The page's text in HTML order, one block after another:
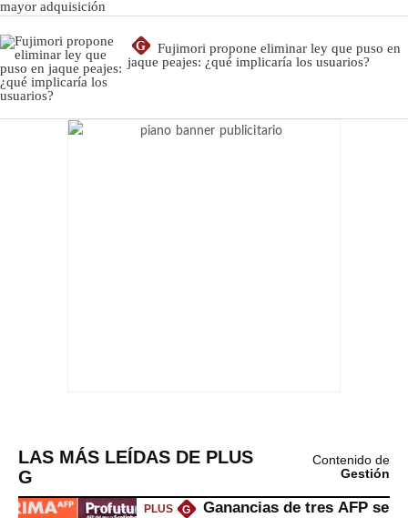
G
Fujimori propone eliminar ley que puso en
jaque peajes: ¿qué implicaría los usuarios?
LAS MÁS LEÍDAS DE PLUS
G
Contenido de
Gestión
PLUS G
Ganancias de tres AFP se